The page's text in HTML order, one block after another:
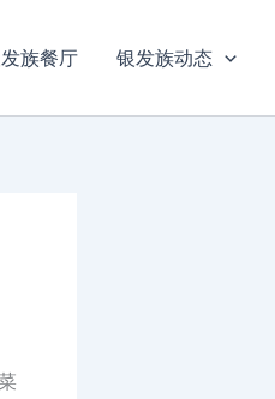
族餐厅 银发族动态